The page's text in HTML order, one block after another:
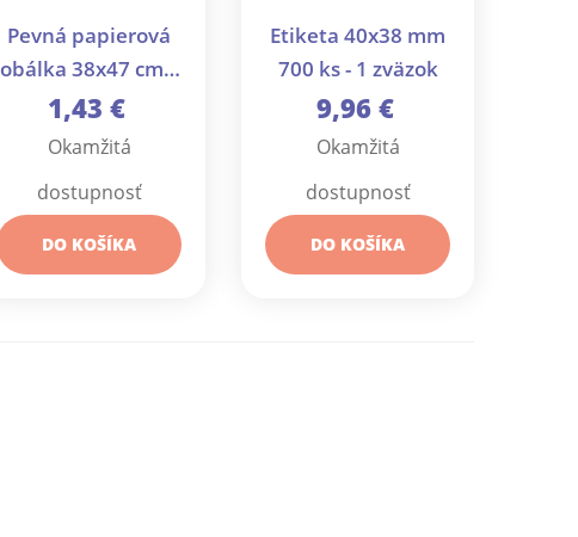
Pevná papierová
obálka 38x47 cm s
bublinkovou fóliou
vo vnútri...
1,43 €
Okamžitá
dostupnosť
DO KOŠÍKA
Etiketa 40x38 mm
700 ks - 1 zväzok
9,96 €
Okamžitá
dostupnosť
DO KOŠÍKA